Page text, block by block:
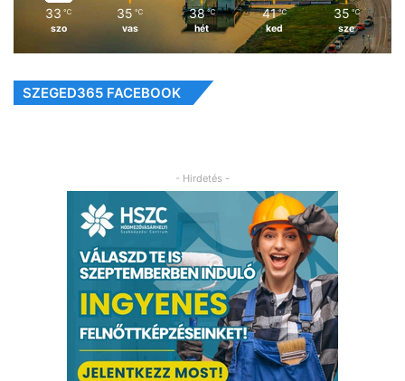
33 ℃
szo
35 ℃
vas
38 ℃
hét
41 ℃
ked
35 ℃
sze
SZEGED365 FACEBOOK
- Hirdetés -